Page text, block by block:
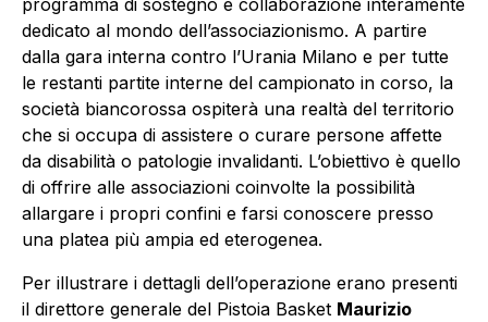
dedicato al mondo dell’associazionismo. A partire
dalla gara interna contro l’Urania Milano e per tutte
le restanti partite interne del campionato in corso, la
società biancorossa ospiterà una realtà del territorio
che si occupa di assistere o curare persone affette
da disabilità o patologie invalidanti. L’obiettivo è quello
di offrire alle associazioni coinvolte la possibilità
allargare i propri confini e farsi conoscere presso
una platea più ampia ed eterogenea.
Per illustrare i dettagli dell’operazione erano presenti
il direttore generale del Pistoia Basket Maurizio